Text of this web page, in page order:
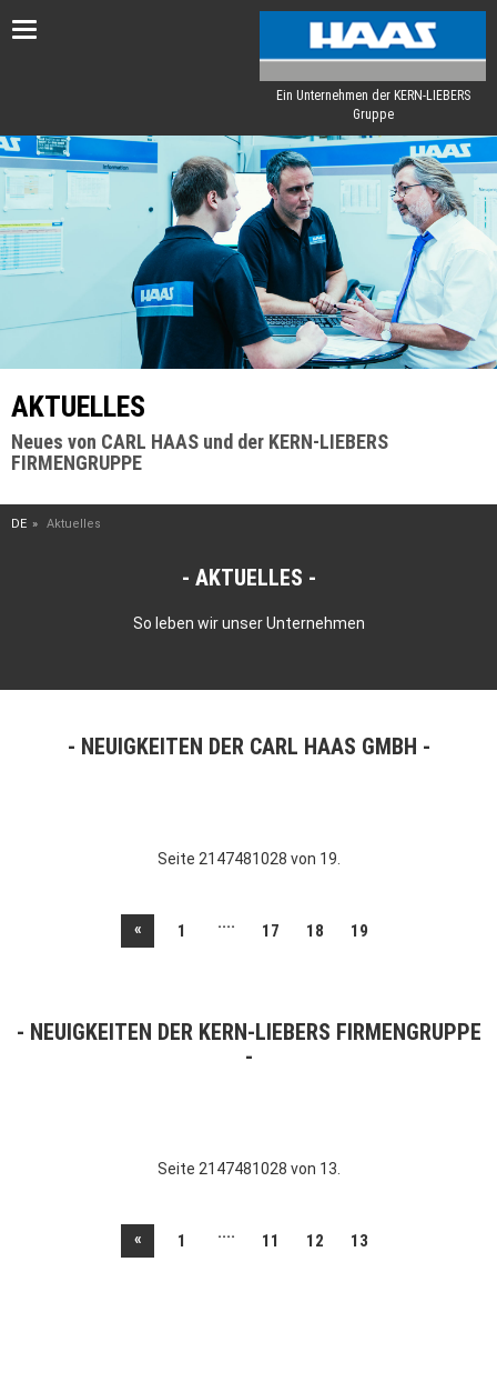
Toggle
Ein Unternehmen der KERN-LIEBERS
Gruppe
AKTUELLES
Neues von CARL HAAS und der KERN-LIEBERS
FIRMENGRUPPE
DE Aktuelles
AKTUELLES
So leben wir unser Unternehmen
NEUIGKEITEN DER CARL HAAS GMBH
Seite 2147481028 von 19.
« 1 .... 17 18 19
NEUIGKEITEN DER KERN-LIEBERS FIRMENGRUPPE
Seite 2147481028 von 13.
« 1 .... 11 12 13